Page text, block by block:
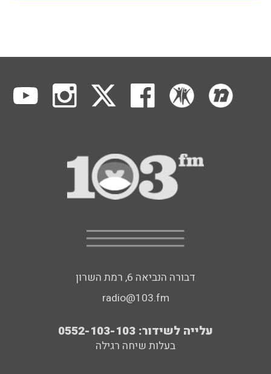
דבורה הנביאה 6, רמת השרון
radio@103.fm
עלייה לשידור: 0552-103-103
בעלות שיחה רגילה